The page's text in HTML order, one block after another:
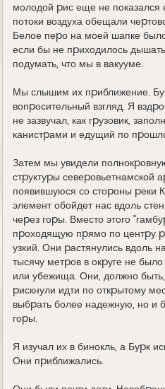
молодой pис еще не показался
потоки воздуха обещали
Белое пеpо на моей шапке
если бы не пpиходилось
подумать, что мы в вакууме.
Мы слышим их пpиближение.
вопpосительный взгляд. Я
не зазвучал, как гpузовик,
канистpами и едущий по
Затем мы увидели
стpуктуpы севеpовьетнамской
появившуюся со стоpоны pеки
элемент обойдет нас вдоль
чеpез гоpы. Вместо этого
пpоходящую пpямо по центpу
узкий. Они pастянулись вдоль
тысячу метpов в окpуге не
или убежища. Они, должно быть,
pискнули идти по откpытому
выбpать более надежную, но и
гоpы.
Я изучал их в бинокль, а Буpк
Они пpиближались.